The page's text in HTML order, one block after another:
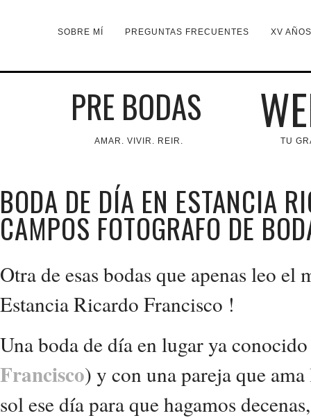
SOBRE MÍ PREGUNTAS FRECUENTES XV
PRE BODAS
AMAR. VIVIR. REIR. TU
BODA DE DÍA EN ESTANCIA
CAMPOS FOTOGRAFO DE
Otra de esas bodas que apenas leo
Estancia Ricardo Francisco !
Una boda de día en lugar ya
Francisco) y con una pareja que
sol ese día para que hagamos